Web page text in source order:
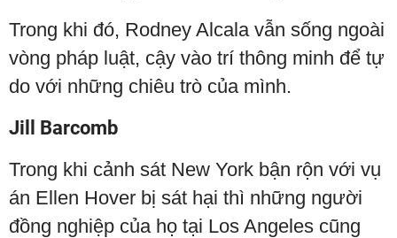
Trong khi đó, Rodney Alcala vẫn sống ngoài
vòng pháp luật, cậy vào trí thông minh để tự
do với những chiêu trò của mình.
Jill Barcomb
Trong khi cảnh sát New York bận rộn với vụ
án Ellen Hover bị sát hại thì những người
đồng nghiệp của họ tại Los Angeles cũng